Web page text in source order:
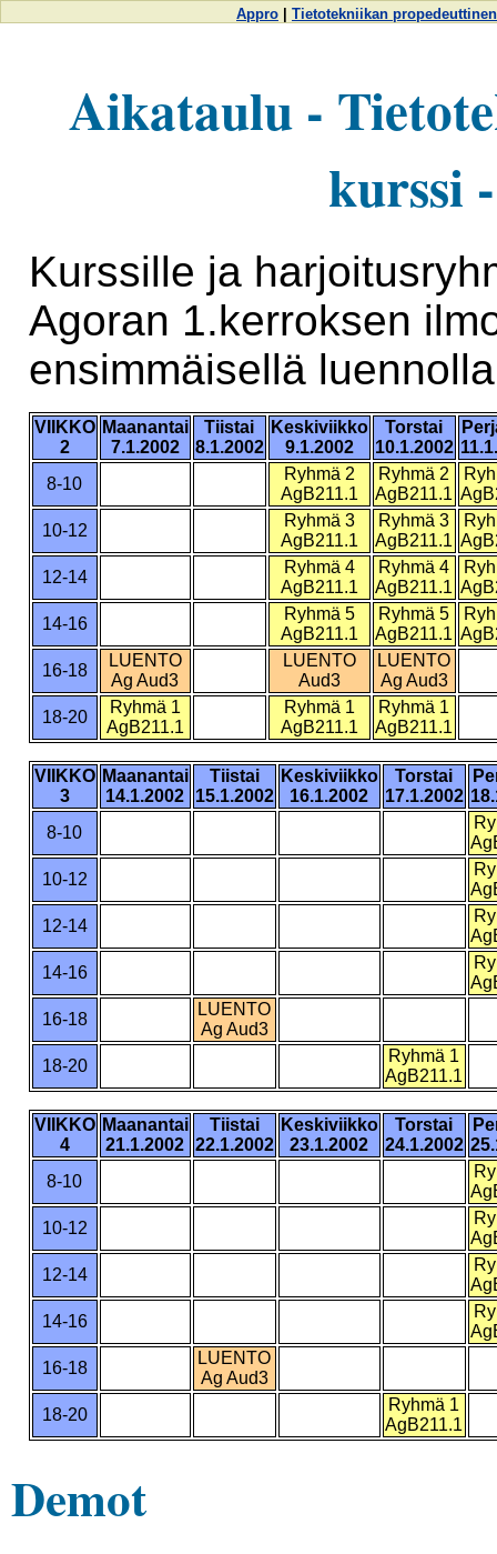
Appro Tietotekniikan
Aikataulu -
kurssi
Kurssille ja
Agoran 1.kerroksen
ensimmäisellä
VIIKKO
2
Maanantai
7.1.2002
Tiistai
8.1.2002
Keskiviikko
9.1.2002
Torstai
10.1.2002
8-10
Ryhmä 2
AgB211.1
Ryhmä 2
AgB211.1
10-12
Ryhmä 3
AgB211.1
Ryhmä 3
AgB211.1
12-14
Ryhmä 4
AgB211.1
Ryhmä 4
AgB211.1
14-16
Ryhmä 5
AgB211.1
Ryhmä 5
AgB211.1
16-18
LUENTO
Ag Aud3
LUENTO
Aud3
LUENTO
Ag Aud3
18-20
Ryhmä 1
AgB211.1
Ryhmä 1
AgB211.1
Ryhmä 1
AgB211.1
VIIKKO
3
Maanantai
14.1.2002
Tiistai
15.1.2002
Keskiviikko
16.1.2002
Torstai
17.1.2002
8-10
10-12
12-14
14-16
16-18
LUENTO
Ag Aud3
18-20
Ryhmä 1
AgB211.1
VIIKKO
4
Maanantai
21.1.2002
Tiistai
22.1.2002
Keskiviikko
23.1.2002
Torstai
24.1.2002
8-10
10-12
12-14
14-16
16-18
LUENTO
Ag Aud3
18-20
Ryhmä 1
AgB211.1
Demot